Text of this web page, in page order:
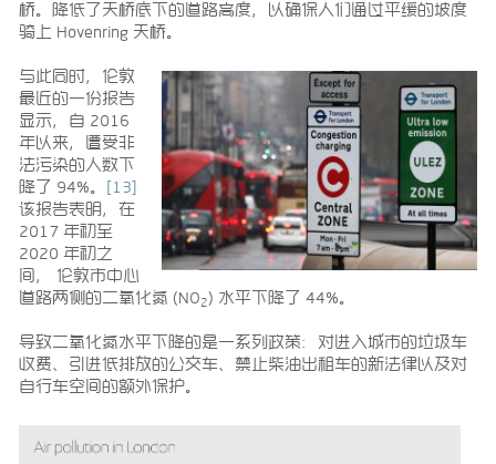
桥。降低了天桥底下的道路高度，以确保人们通过平缓的坡度
骑上 Hovenring 天桥。
与此同时，伦敦
最近的一份报告
显示，自 2016
年以来，遭受非
法污染的人数下
降了 94%。
[13]
该报告表明，在
2017 年初至
2020 年初之
间， 伦敦市中心
道路两侧的二氧化氮 (NO2) 水平下降了 44%。
导致二氧化氮水平下降的是一系列政策：对进入城市的垃圾车
收费、引进低排放的公交车、禁止柴油出租车的新法律以及对
自行车空间的额外保护。